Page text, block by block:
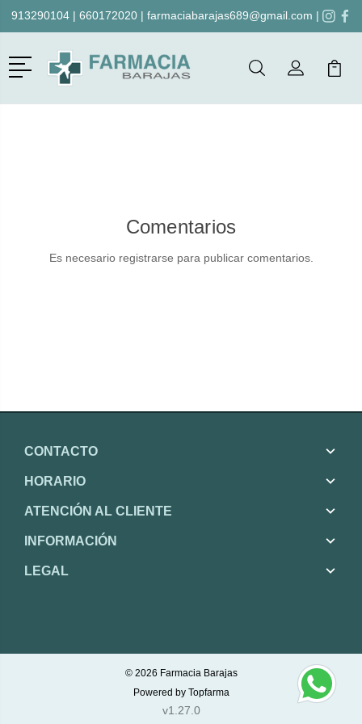
913290104| 660172020| farmaciabarajas689@gmail.com |
Menú
BuscarMi Cuenta
Mi
Comentarios
Es necesario registrarse para publicar comentarios.
CONTACTO
HORARIO
ATENCIÓN AL CLIENTE
INFORMACIÓN
LEGAL
© 2026 Farmacia Barajas
Powered by Topfarma
v1.27.0